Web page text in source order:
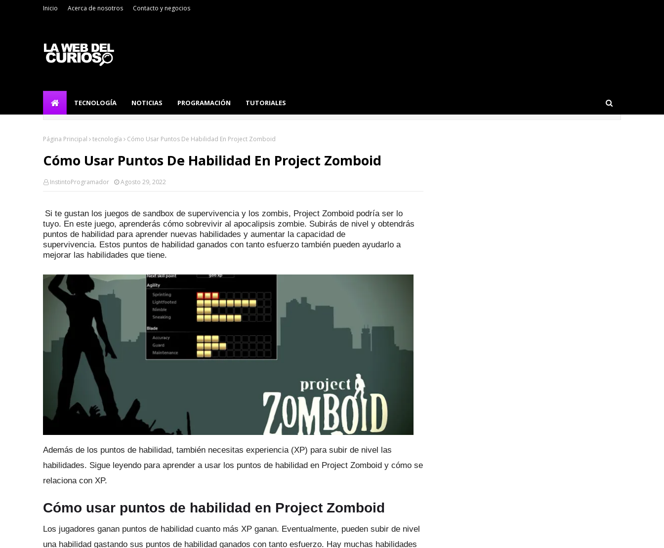
Inicio Acerca de nosotros Contacto y negocios
TECNOLOGÍA NOTICIAS PROGRAMACIÓN TUTORIALES
Página Principal tecnología Cómo Usar Puntos De Habilidad En Project Zomboid
Cómo Usar Puntos De Habilidad En Project Zomboid
InstintoProgramador Agosto 29, 2022
Si te gustan los juegos de sandbox de supervivencia y los zombis, Project Zomboid podría ser lo
tuyo. En este juego, aprenderás cómo sobrevivir al apocalipsis zombie. Subirás de nivel y obtendrás
puntos de habilidad para aprender nuevas habilidades y aumentar la capacidad de
supervivencia. Estos puntos de habilidad ganados con tanto esfuerzo también pueden ayudarlo a
mejorar las habilidades que tiene.
Además de los puntos de habilidad, también necesitas experiencia (XP) para subir de nivel las
habilidades. Sigue leyendo para aprender a usar los puntos de habilidad en Project Zomboid y cómo se
relaciona con XP.
Cómo usar puntos de habilidad en Project Zomboid
Los jugadores ganan puntos de habilidad cuanto más XP ganan. Eventualmente, pueden subir de nivel
una habilidad gastando sus puntos de habilidad ganados con tanto esfuerzo. Hay muchas habilidades